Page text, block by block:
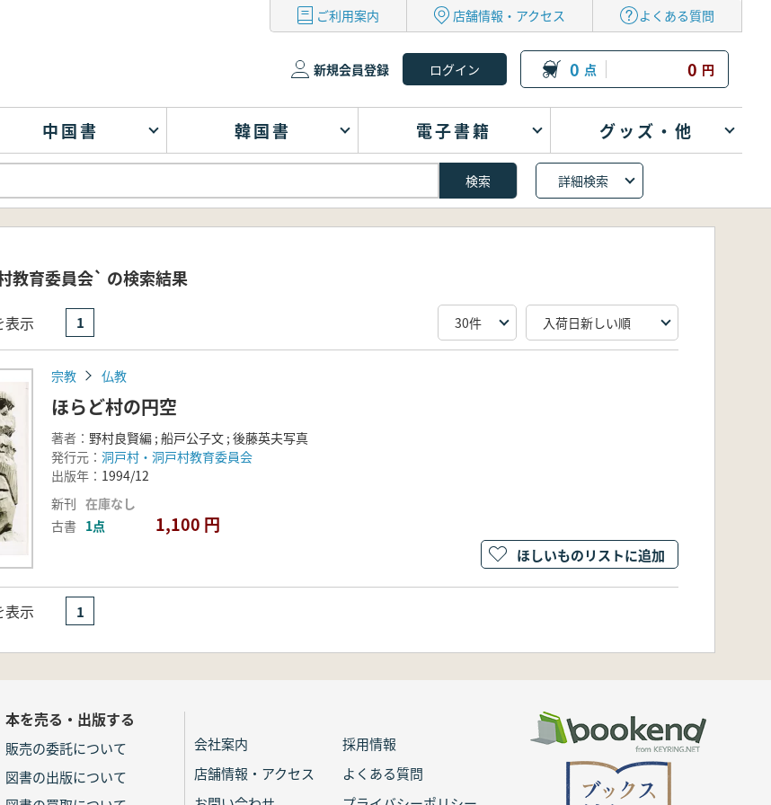
ご利用案内 店舗情報・アクセス よくある質問
新規会員登録 0 点 0 円
中国書 韓国書 電子書籍 グッズ・他
詳細検索
教育委員会` の検索結果
表示 1
宗教 仏教
ほらど村の円空
著者： 野村良賢編 ; 船戸公子文 ; 後藤英夫写真
発行元： 洞戸村・洞戸村教育委員会
出版年： 1994/12
新刊 在庫なし
古書 1点 1,100 円
ほしいものリストに追加
表示 1
本を売る・出版する
販売の委託について
図書の出版について
会社案内
採用情報
店舗情報・アクセス
よくある質問